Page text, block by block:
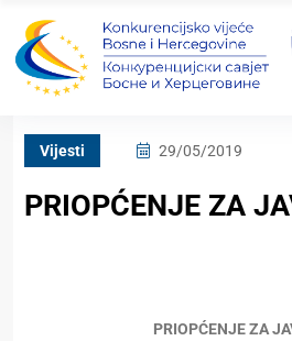
Vijesti 29/05/2019
PRIOPĆENJE ZA
PRIOPĆENJE ZA